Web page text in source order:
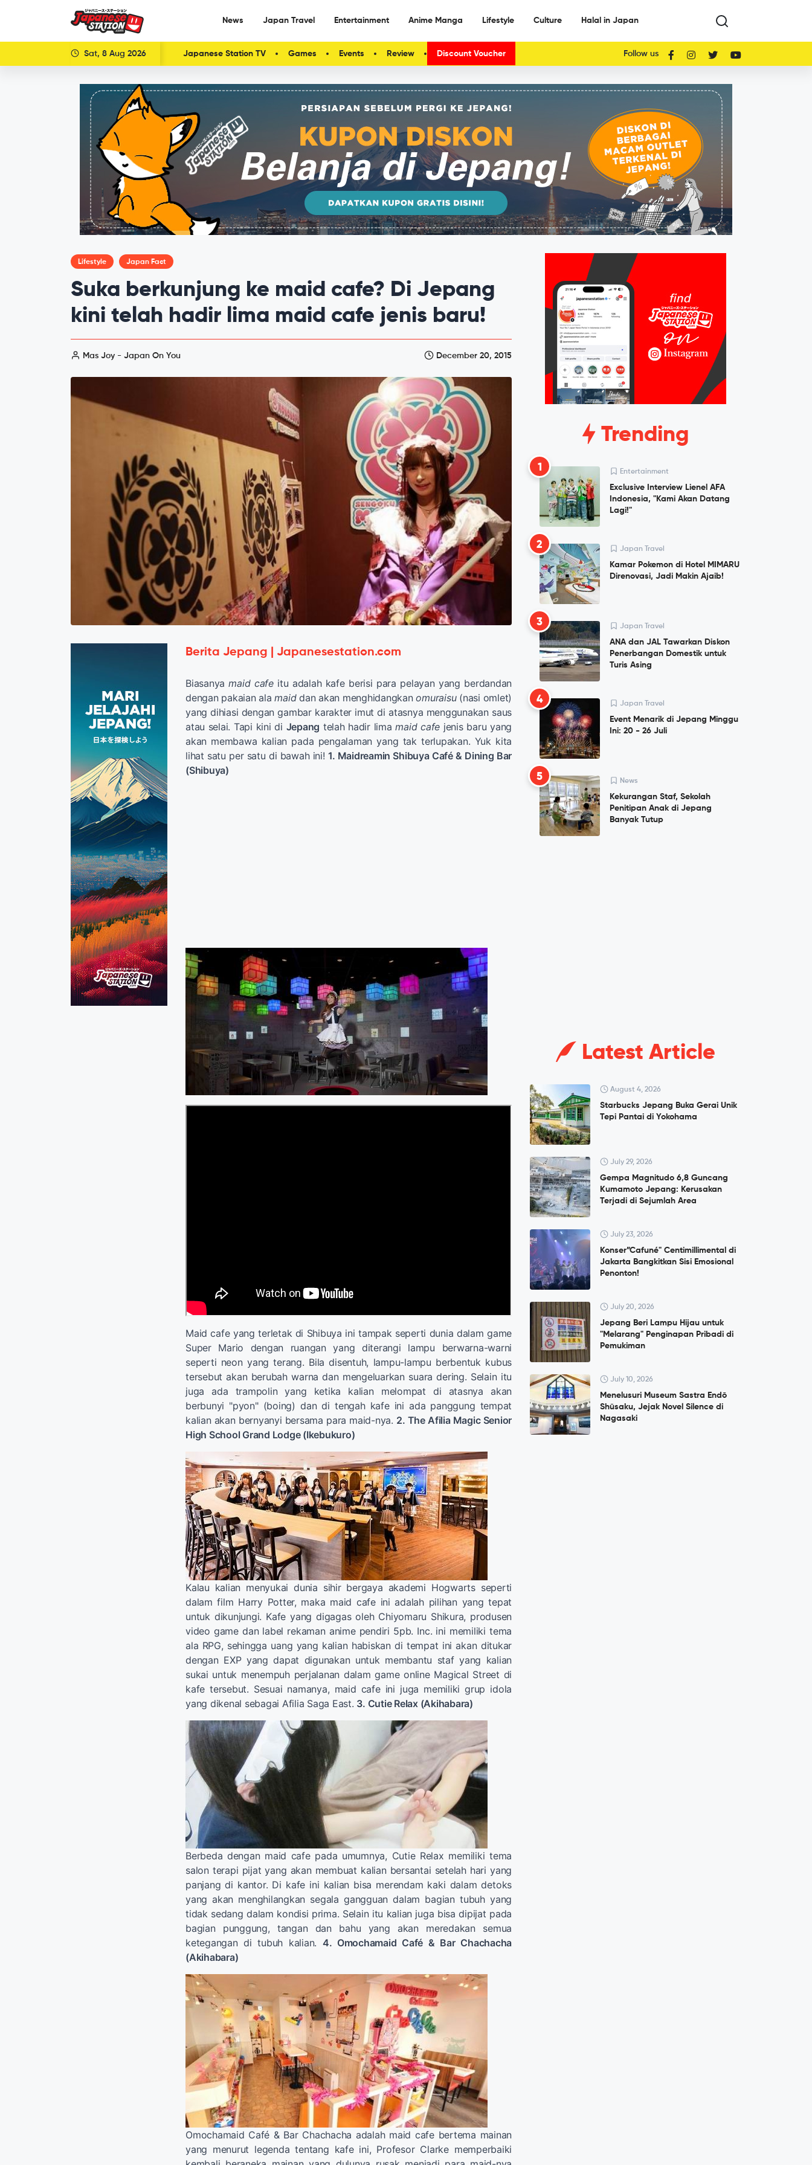
News Japan Travel Entertainment Anime Manga Lifestyle Culture Halal in Japan
Sat, 8 Aug 2026 Japanese Station TV Games Events Review Discount Voucher Follow us
Lifestyle Japan Fact
Suka berkunjung ke maid cafe? Di Jepang
kini telah hadir lima maid cafe jenis baru!
Mas Joy - Japan On You December 20, 2015
Berita Jepang | Japanesestation.com
Biasanyamaid cafeitu adalah kafe berisi para pelayan yang berdandan
dengan pakaian alamaiddan akan menghidangkanomuraisu(nasi omlet)
yang dihiasi dengan gambar karakter imut di atasnya menggunakan saus
atau selai. Tapi kini di Jepang telah hadir limamaid cafe jenis baru yang
akan membawa kalian pada pengalaman yang tak terlupakan. Yuk kita
lihat satu per satu di bawah ini! 1. Maidreamin Shibuya Café & Dining Bar
(Shibuya)
Maid cafe yang terletak di Shibuya ini tampak seperti dunia dalam game
Super Mario dengan ruangan yang diterangi lampu berwarna-warni
seperti neon yang terang. Bila disentuh, lampu-lampu berbentuk kubus
tersebut akan berubah warna dan mengeluarkan suara dering. Selain itu
juga ada trampolin yang ketika kalian melompat di atasnya akan
berbunyi "pyon" (boing) dan di tengah kafe ini ada panggung tempat
kalian akan bernyanyi bersama para maid-nya. 2. The Afilia Magic Senior
High School Grand Lodge (Ikebukuro)
Kalau kalian menyukai dunia sihir bergaya akademi Hogwarts seperti
dalam film Harry Potter, maka maid cafe ini adalah pilihan yang tepat
untuk dikunjungi. Kafe yang digagas oleh Chiyomaru Shikura, produsen
video game dan label rekaman anime pendiri 5pb. Inc. ini memiliki tema
ala RPG, sehingga uang yang kalian habiskan di tempat ini akan ditukar
dengan EXP yang dapat digunakan untuk membantu staf yang kalian
sukai untuk menempuh perjalanan dalam game online Magical Street di
kafe tersebut. Sesuai namanya, maid cafe ini juga memiliki grup idola
yang dikenal sebagai Afilia Saga East. 3. Cutie Relax (Akihabara)
Berbeda dengan maid cafe pada umumnya, Cutie Relax memiliki tema
salon terapi pijat yang akan membuat kalian bersantai setelah hari yang
panjang di kantor. Di kafe ini kalian bisa merendam kaki dalam detoks
yang akan menghilangkan segala gangguan dalam bagian tubuh yang
tidak sedang dalam kondisi prima. Selain itu kalian juga bisa dipijat pada
bagian punggung, tangan dan bahu yang akan meredakan semua
ketegangan di tubuh kalian. 4. Omochamaid Café & Bar Chachacha
(Akihabara)
Omochamaid Café & Bar Chachacha adalah maid cafe bertema mainan
yang menurut legenda tentang kafe ini, Profesor Clarke memperbaiki
Trending
1 Entertainment
Exclusive Interview Lienel AFA
Indonesia, "Kami Akan Datang
Lagi!"
2 Japan Travel
Kamar Pokemon di Hotel MIMARU
Direnovasi, Jadi Makin Ajaib!
3 Japan Travel
ANA dan JAL Tawarkan Diskon
Penerbangan Domestik untuk
Turis Asing
4 Japan Travel
Event Menarik di Jepang Minggu
Ini: 20 - 26 Juli
5 News
Kekurangan Staf, Sekolah
Penitipan Anak di Jepang
Banyak Tutup
Latest Article
August 4, 2026
Starbucks Jepang Buka Gerai Unik
Tepi Pantai di Yokohama
July 29, 2026
Gempa Magnitudo 6,8 Guncang
Kumamoto Jepang: Kerusakan
Terjadi di Sejumlah Area
July 23, 2026
Konser”Cafuné" Centimillimental di
Jakarta Bangkitkan Sisi Emosional
Penonton!
July 20, 2026
Jepang Beri Lampu Hijau untuk
"Melarang" Penginapan Pribadi di
Pemukiman
July 10, 2026
Menelusuri Museum Sastra Endō
Shūsaku, Jejak Novel Silence di
Nagasaki